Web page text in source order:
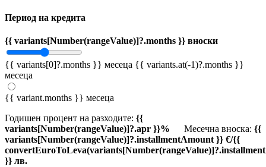
Период на кредита
{{ variants[Number(rangeValue)]?.months }} вноски
{{ variants[0]?.months }} месеца {{ variants.at(-1)?.months }}
месеца
{{ variant.months }} месеца
Годишен процент на разходите: {{
variants[Number(rangeValue)]?.apr }}%
Месечна вноска: {{
variants[Number(rangeValue)]?.installmentAmount }} €/{{
}} лв.